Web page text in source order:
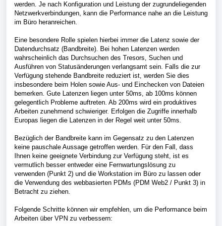
werden. Je nach Konfiguration und Leistung der zugrundeliegenden
Netzwerkverbindungen, kann die Performance nahe an die Leistung
im Büro heranreichen.
Eine besondere Rolle spielen hierbei immer die Latenz sowie der
Datendurchsatz (Bandbreite). Bei hohen Latenzen werden
wahrscheinlich das Durchsuchen des Tresors, Suchen und
Ausführen von Statusänderungen verlangsamt sein. Falls die zur
Verfügung stehende Bandbreite reduziert ist, werden Sie dies
insbesondere beim Holen sowie Aus- und Einchecken von Dateien
bemerken. Gute Latenzen liegen unter 50ms, ab 100ms können
gelegentlich Probleme auftreten. Ab 200ms wird ein produktives
Arbeiten zunehmend schwieriger. Erfolgen die Zugriffe innerhalb
Europas liegen die Latenzen in der Regel weit unter 50ms.
Bezüglich der Bandbreite kann im Gegensatz zu den Latenzen
keine pauschale Aussage getroffen werden. Für den Fall, dass
Ihnen keine geeignete Verbindung zur Verfügung steht, ist es
vermutlich besser entweder eine Fernwartungslösung zu
verwenden (Punkt 2) und die Workstation im Büro zu lassen oder
die Verwendung des webbasierten PDMs (PDM Web2 / Punkt 3) in
Betracht zu ziehen.
Folgende Schritte können wir empfehlen, um die Performance beim
Arbeiten über VPN zu verbessern: